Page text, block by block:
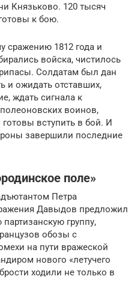
Князьково. 120 тысяч
к бою.
сражению 1812 года и
войска, чистилось
Солдатам был дан
и ожидать отставших,
ждать сигнала к
воинов,
вступить в бой. И
завершили последние
поле»
Петра
Давыдов предложил
группу,
обозы с
на пути вражеской
нового «летучего
ходили не только в